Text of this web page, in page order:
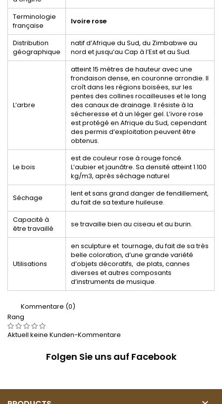
Terminologie
française
Ivoire rose
Distribution
géographique
natif d’Afrique du Sud, du Zimbabwe au
nord et jusqu’au Cap à l’Est et au Sud.
L’arbre
atteint 15 mètres de hauteur avec une
frondaison dense, en couronne arrondie. Il
croît dans les régions boisées, sur les
pentes des collines rocailleuses et le long
des canaux de drainage. Il résiste à la
sécheresse et à un léger gel. L’ivore rose
est protégé en Afrique du Sud, cependant
des permis d’exploitation peuvent être
obtenus.
Le bois
est de couleur rose à rouge foncé.
L’aubier et jaunâtre. Sa densité atteint 1.100
kg/m3, après séchage naturel
Séchage
lent et sans grand danger de fendillement,
du fait de sa texture huileuse.
Capacité à
être travaillé
se travaille bien au ciseau et au burin.
Utilisations
en sculpture et tournage, du fait de sa très
belle coloration, d’une grande variété
d’objets décoratifs, de plats, cannes
diverses et autres composants
d’instruments de musique.
Kommentare (0)
Rang
Aktuell keine Kunden-Kommentare
Folgen Sie uns auf Facebook